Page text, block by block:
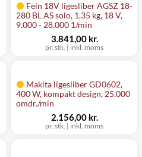
Fein 18V ligesliber AGSZ 18-
280 BL AS solo, 1,35 kg, 18 V,
9.000 - 28.000 1/min
pr. stk. | inkl. moms
3.841,00 kr.
Makita ligesliber GD0602,
400 W, kompakt design, 25.000
omdr./min
pr. stk. | inkl. moms
2.156,00 kr.